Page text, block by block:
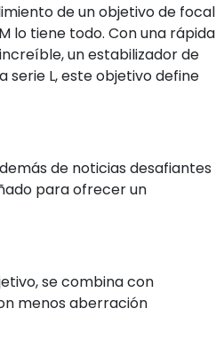
de un objetivo de focal
lo tiene todo. Con una rápida
un estabilizador de
serie L, este objetivo define
de noticias desafiantes
para ofrecer un
se combina con
menos aberración